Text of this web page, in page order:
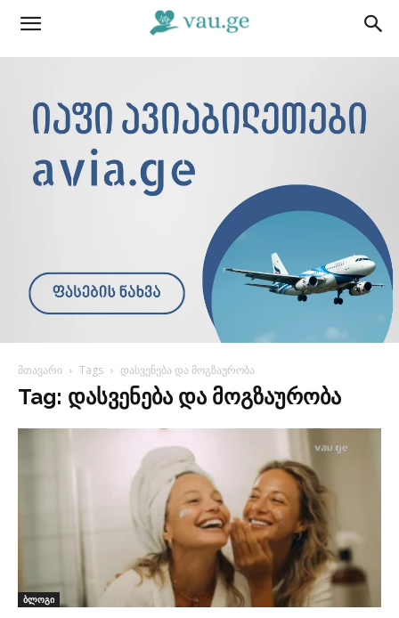
მთავარი Tags დასვენება და მოგზაურობა
Tag: დასვენება და მოგზაურობა
ბლოგი